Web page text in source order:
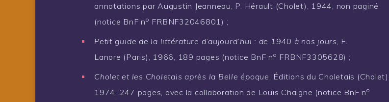
annotations par Augustin Jeanneau, P. Hérault (Cholet), 1944, non paginé
(notice BnF no FRBNF32046801) ;
Petit guide de la littérature d’aujourd’hui : de 1940 à nos jours , F.
Lanore (Paris), 1966, 189 pages (notice BnF no FRBNF3305628) ;
Cholet et les Choletais après la Belle époque , Éditions du Choletais (Cholet),
1974, 247 pages, avec la collaboration de Louis Chaigne (notice BnF no